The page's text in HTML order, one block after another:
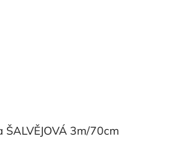
3m/70cm